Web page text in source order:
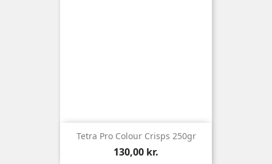
Tetra Pro Colour Crisps 250gr
Pris
130,00 kr.